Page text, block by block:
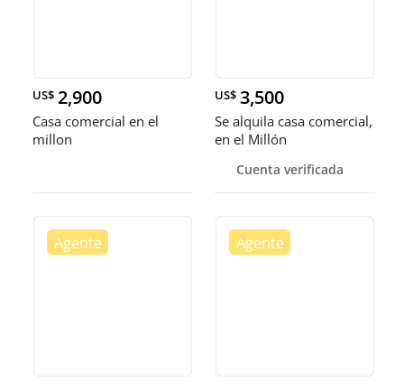
US$ 2,900
Casa comercial en el
millon
US$ 3,500
Se alquila casa comercial,
en el Millón
Cuenta verificada